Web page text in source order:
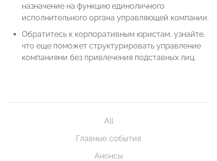
назначение на функцию единоличного
исполнительного органа управляющей компании.
Обратитесь к корпоративным юристам, узнайте,
что еще поможет структурировать управление
компаниями без привлечения подставных лиц.
All
Главные события
Анонсы